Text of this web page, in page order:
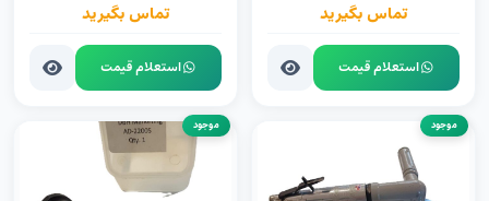
تماس بگیرید
استعلام قیمت
تماس بگیرید
استعلام قیمت
موجود موجود